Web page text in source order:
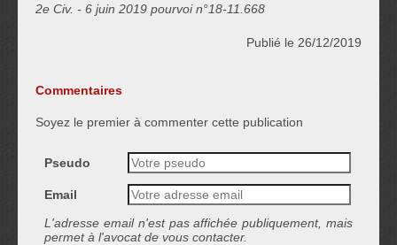
2e Civ. - 6 juin 2019 pourvoi n°18-11.668
Publié le 26/12/2019
Commentaires
Soyez le premier à commenter cette publication
Pseudo
Email
L'adresse email n'est pas affichée publiquement, mais
permet à l'avocat de vous contacter.